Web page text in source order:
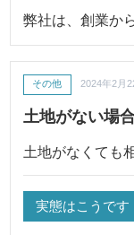
弊社は、創業か
土地がない場
その他 2024年2月
土地がなくても
実態はこうです